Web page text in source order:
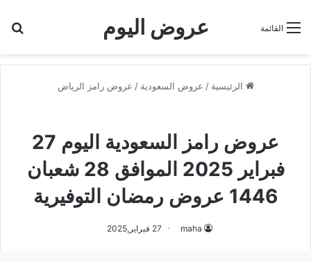
عروض اليوم القائمة
الرئيسية / عروض السعودية / عروض رامز الرياض
عروض رامز السعودية اليوم 27
فبراير 2025 الموافق 28 شعبان
1446 عروض رمضان التوفيرية
maha 27 فبراير,2025